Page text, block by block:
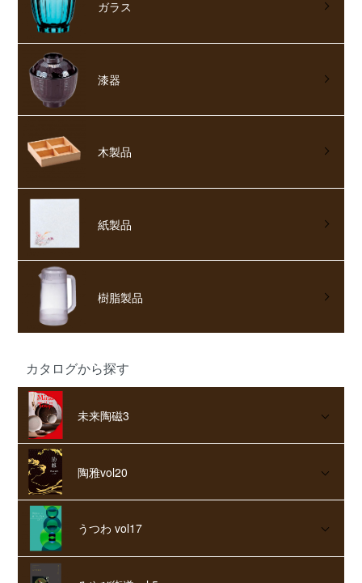
ガラス
漆器
木製品
紙製品
樹脂製品
カタログから探す
未来陶磁3
陶雅vol20
うつわ vol17